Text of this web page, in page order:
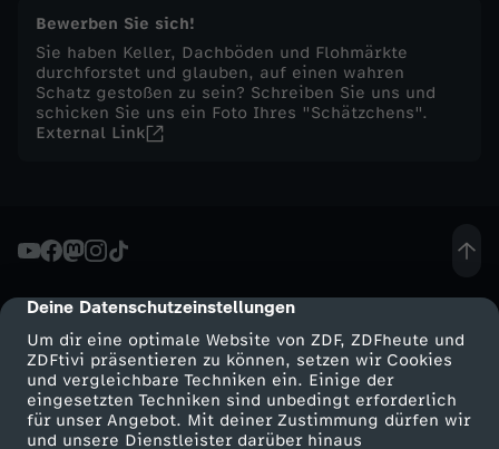
cmp-dialog-description
Deine Datenschutzeinstellungen
Um dir eine optimale Website von ZDF, ZDFheute und
ZDFtivi präsentieren zu können, setzen wir Cookies
und vergleichbare Techniken ein. Einige der
eingesetzten Techniken sind unbedingt erforderlich
für unser Angebot. Mit deiner Zustimmung dürfen wir
und unsere Dienstleister darüber hinaus
h
e
S
o
w
-
B
Bewerben Sie sich!
Sie haben Keller, Dachböden und Flohmärkte
durchforstet und glauben, auf einen wahren
Schatz gestoßen zu sein? Schreiben Sie uns und
schicken Sie uns ein Foto Ihres "Schätzchens".
External Link
Mehr ZDF Service